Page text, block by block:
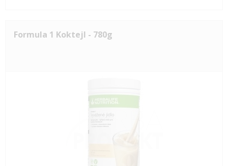
Formula 1 Koktejl - 780g